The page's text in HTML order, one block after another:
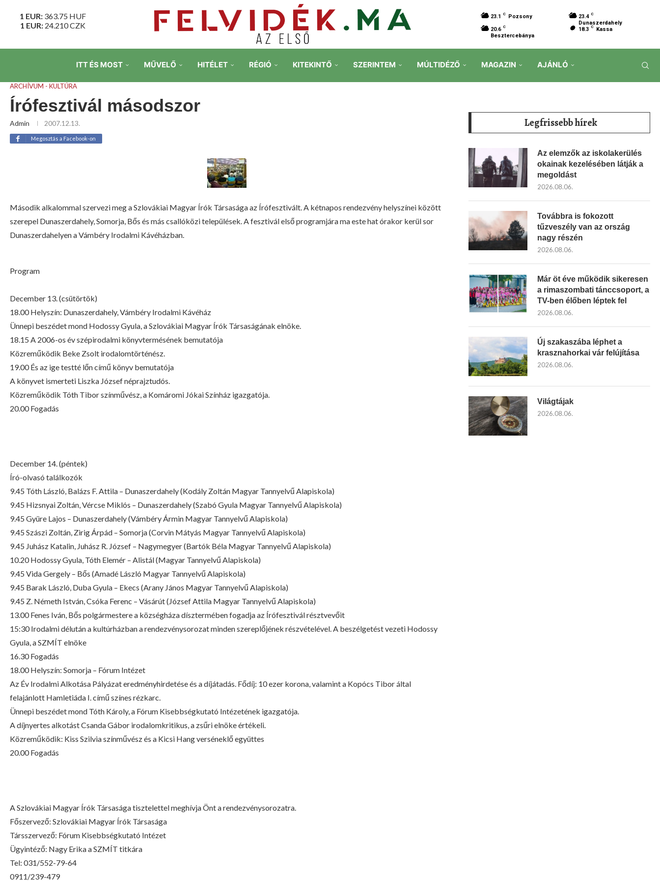
1 EUR: 363.75 HUF
1 EUR: 24.210CZK
23.1 C Pozsony 23.4 C
Dunaszerdahely
20.6 C
Besztercebánya
18.3 C Kassa
ITT ÉS MOST MŰVELŐ HITÉLET RÉGIÓ KITEKINTŐ SZERINTEM MÚLTIDÉZŐ MAGAZIN AJÁNLÓ
ARCHÍVUM - KULTÚRA
Írófesztivál másodszor
Admin 2007.12.13.
Megosztás a Facebook-on
Második alkalommal szervezi meg a Szlovákiai Magyar Írók Társasága az Írófesztivált. A kétnapos rendezvény helyszínei között
szerepel Dunaszerdahely, Somorja, Bős és más csallóközi települések. A fesztivál első programjára ma este hat órakor kerül sor
Dunaszerdahelyen a Vámbéry Irodalmi Kávéházban.
Program
December 13. (csütörtök)
18.00 Helyszín: Dunaszerdahely, Vámbéry Irodalmi Kávéház
Ünnepi beszédet mond Hodossy Gyula, a Szlovákiai Magyar Írók Társaságának elnöke.
18.15 A 2006-os év szépirodalmi könyvtermésének bemutatója
Közreműködik Beke Zsolt irodalomtörténész.
19.00 És az ige testté lőn című könyv bemutatója
A könyvet ismerteti Liszka József néprajztudós.
Közreműködik Tóth Tibor színművész, a Komáromi Jókai Színház igazgatója.
20.00 Fogadás
December 14. (péntek)
Író-olvasó találkozók
9.45 Tóth László, Balázs F. Attila – Dunaszerdahely (Kodály Zoltán Magyar Tannyelvű Alapiskola)
9.45 Hizsnyai Zoltán, Vércse Miklós – Dunaszerdahely (Szabó Gyula Magyar Tannyelvű Alapiskola)
9.45 Gyüre Lajos – Dunaszerdahely (Vámbéry Ármin Magyar Tannyelvű Alapiskola)
9.45 Szászi Zoltán, Zirig Árpád – Somorja (Corvin Mátyás Magyar Tannyelvű Alapiskola)
9.45 Juhász Katalin, Juhász R. József – Nagymegyer (Bartók Béla Magyar Tannyelvű Alapiskola)
10.20 Hodossy Gyula, Tóth Elemér – Alistál (Magyar Tannyelvű Alapiskola)
9.45 Vida Gergely – Bős (Amadé László Magyar Tannyelvű Alapiskola)
9.45 Barak László, Duba Gyula – Ekecs (Arany János Magyar Tannyelvű Alapiskola)
9.45 Z. Németh István, Csóka Ferenc – Vásárút (József Attila Magyar Tannyelvű Alapiskola)
13.00 Fenes Iván, Bős polgármestere a községháza dísztermében fogadja az Írófesztivál résztvevőit
15:30 Irodalmi délután a kultúrházban a rendezvénysorozat minden szereplőjének részvételével. A beszélgetést vezeti Hodossy
Gyula, a SZMÍT elnöke
16.30 Fogadás
18.00 Helyszín: Somorja – Fórum Intézet
Az Év Irodalmi Alkotása Pályázat eredményhirdetése és a díjátadás. Fődíj: 10 ezer korona, valamint a Kopócs Tibor által
felajánlott Hamletiáda I. című színes rézkarc.
Ünnepi beszédet mond Tóth Károly, a Fórum Kisebbségkutató Intézetének igazgatója.
A díjnyertes alkotást Csanda Gábor irodalomkritikus, a zsűri elnöke értékeli.
Közreműködik: Kiss Szilvia színművész és a Kicsi Hang verséneklő együttes
20.00 Fogadás
A Szlovákiai Magyar Írók Társasága tisztelettel meghívja Önt a rendezvénysorozatra.
Főszervező: Szlovákiai Magyar Írók Társasága
Társszervező: Fórum Kisebbségkutató Intézet
Ügyintéző: Nagy Erika a SZMÍT titkára
Tel: 031/552-79-64
0911/239-479
Legfrissebb hírek
Az elemzők az iskolakerülés
okainak kezelésében látják a
megoldást
2026.08.06.
Továbbra is fokozott
tűzveszély van az ország
nagy részén
2026.08.06.
Már öt éve működik sikeresen
a rimaszombati tánccsoport, a
TV-ben élőben léptek fel
2026.08.06.
Új szakaszába léphet a
krasznahorkai vár felújítása
2026.08.06.
Világtájak
2026.08.06.